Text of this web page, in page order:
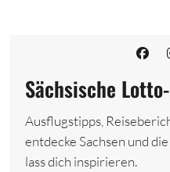
Sächsische
Ausflugstipps,
entdecke Sachsen und
lass dich inspirieren.